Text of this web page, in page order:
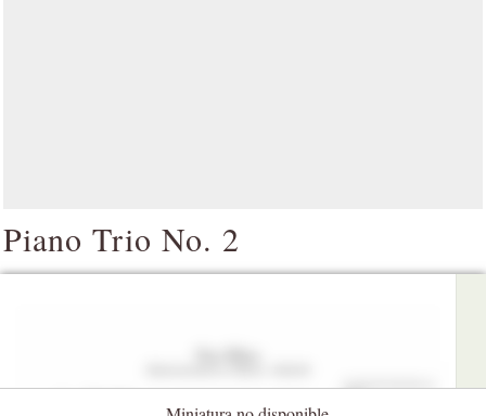
Piano Trio No. 2